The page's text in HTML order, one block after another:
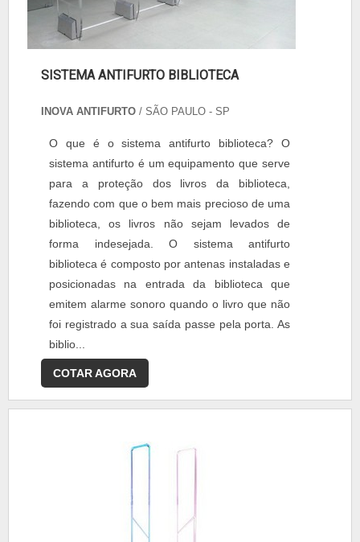
SISTEMA ANTIFURTO BIBLIOTECA
INOVA ANTIFURTO / SÃO PAULO - SP
O que é o sistema antifurto biblioteca? O
sistema antifurto é um equipamento que serve
para a proteção dos livros da biblioteca,
fazendo com que o bem mais precioso de uma
biblioteca, os livros não sejam levados de
forma indesejada. O sistema antifurto
biblioteca é composto por antenas instaladas e
posicionadas na entrada da biblioteca que
emitem alarme sonoro quando o livro que não
foi registrado a sua saída passe pela porta. As
biblio...
COTAR AGORA